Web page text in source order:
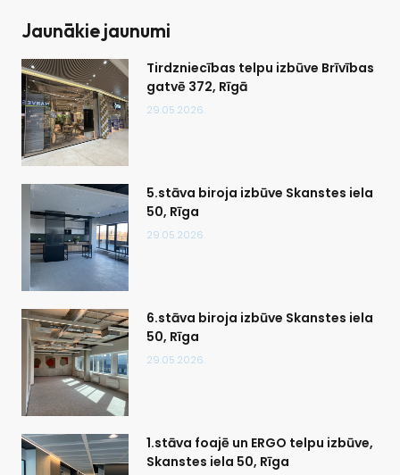
Jaunākie jaunumi
Tirdzniecības telpu izbūve Brīvības
gatvē 372, Rīgā
29.05.2026.
5.stāva biroja izbūve Skanstes iela
50, Rīga
29.05.2026.
6.stāva biroja izbūve Skanstes iela
50, Rīga
29.05.2026.
1.stāva foajē un ERGO telpu izbūve,
Skanstes iela 50, Rīga